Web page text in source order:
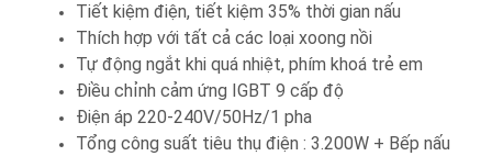
Tiết kiệm điện, tiết kiệm 35% thời gian nấu
Thích hợp với tất cả các loại xoong nồi
Tự động ngắt khi quá nhiệt, phím khoá trẻ em
Điều chỉnh cảm ứng IGBT 9 cấp độ
Điện áp 220-240V/50Hz/1 pha
Tổng công suất tiêu thụ điện : 3.200W + Bếp nấu